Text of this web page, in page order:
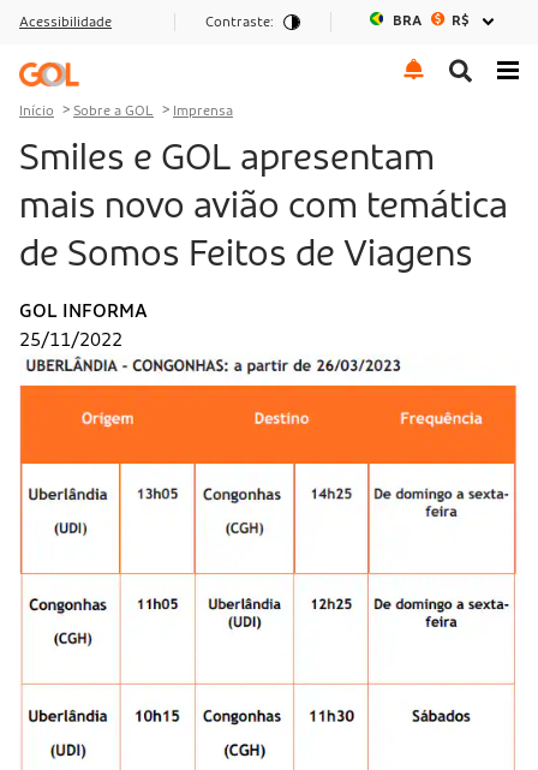
Ir para o menu
Ir para o conteúdo
Ir para o rodapé
Acessibilidade Contraste: BRA R$
Início Sobre a GOL Imprensa
Smiles e GOL apresentam
mais novo avião com temática
de Somos Feitos de Viagens
GOL INFORMA
25/11/2022